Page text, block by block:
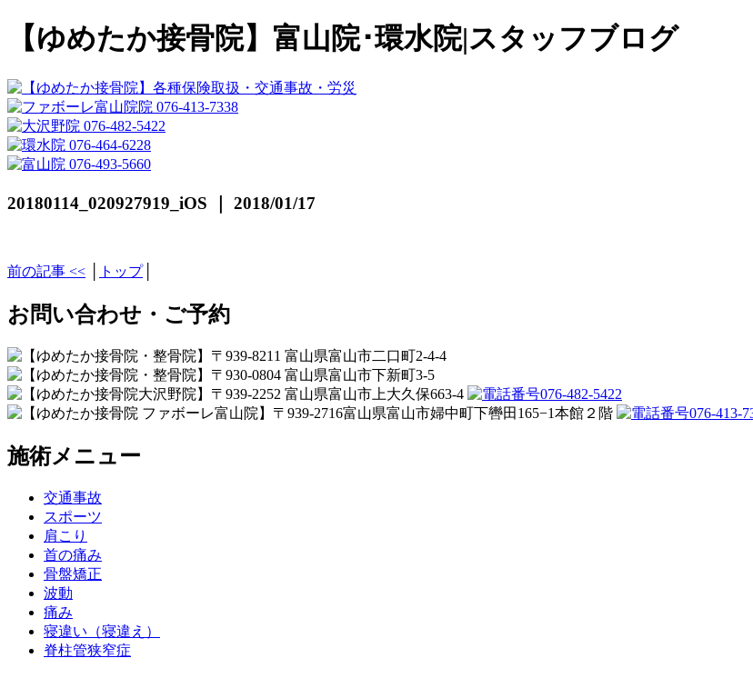
【ゆめたか接骨院】富山院･環水院|スタッフブログ
20180114_020927919_iOS ｜ 2018/01/17
前の記事 << トップ│
お問い合わせ・ご予約
施術メニュー
交通事故
スポーツ
肩こり
首の痛み
骨盤矯正
波動
痛み
寝違い（寝違え）
脊柱管狭窄症